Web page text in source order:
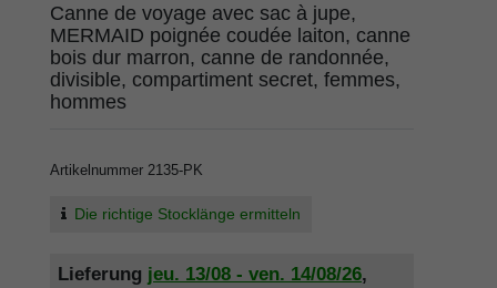
Canne de voyage avec sac à jupe,
MERMAID poignée coudée laiton, canne
bois dur marron, canne de randonnée,
divisible, compartiment secret, femmes,
hommes
Artikelnummer 2135-PK
Die richtige Stocklänge ermitteln
Lieferung jeu. 13/08 - ven. 14/08/26,